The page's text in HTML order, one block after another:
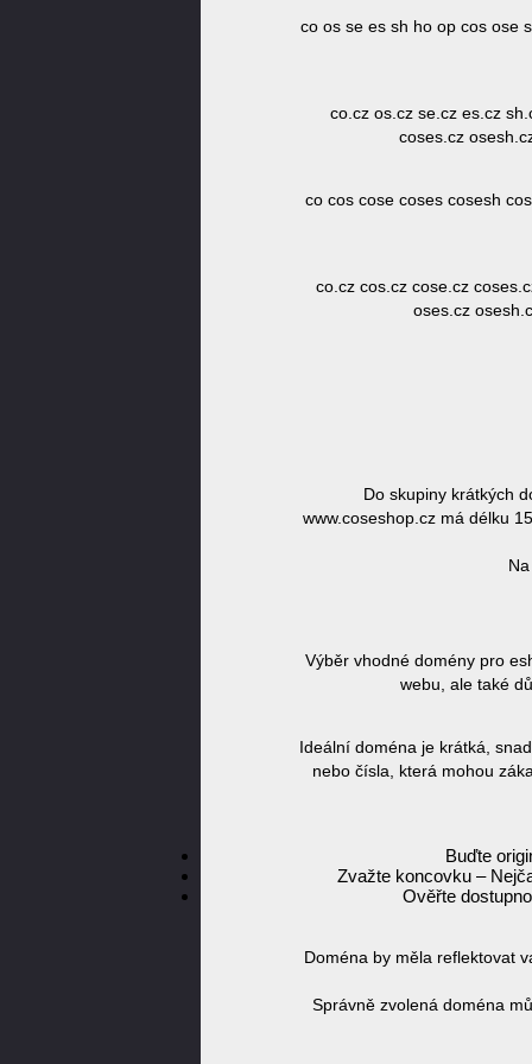
co os se es sh ho op cos ose
co.cz os.cz se.cz es.cz
coses.cz
co cos cose coses cosesh
co.cz cos.cz cose.cz
oses.cz
Do skupiny krátkých
www.coseshop.cz má délku
Výběr vhodné domény pro
webu, ale také
Ideální doména je krátká,
nebo čísla, která mohou
Buďte
Zvažte koncovku –
Ověřte
Doména by měla reflektovat
Správně zvolená doména